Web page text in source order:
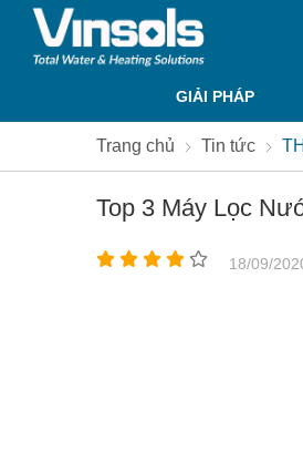
GIẢI PHÁP
Trang chủ Tin tức
Top 3 Máy Lọc
18/09/